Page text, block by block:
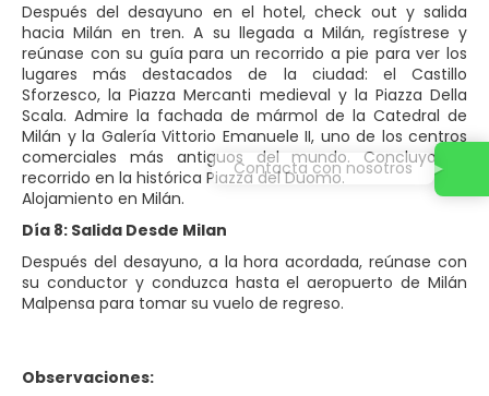
Después del desayuno en el hotel, check out y salida
hacia Milán en tren. A su llegada a Milán, regístrese y
reúnase con su guía para un recorrido a pie para ver los
lugares más destacados de la ciudad: el Castillo
Sforzesco, la Piazza Mercanti medieval y la Piazza Della
Scala. Admire la fachada de mármol de la Catedral de
Milán y la Galería Vittorio Emanuele II, uno de los centros
comerciales más antiguos del mundo. Concluya su
recorrido en la histórica Piazza del Duomo.
Alojamiento en Milán.
Día 8: Salida Desde Milan
Después del desayuno, a la hora acordada, reúnase con
su conductor y conduzca hasta el aeropuerto de Milán
Malpensa para tomar su vuelo de regreso.
Observaciones:
Contacta con nosotros